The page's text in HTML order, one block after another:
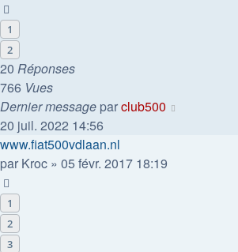
1
2
20 Réponses
766 Vues
Dernier message parclub500
20 juil. 2022 14:56
www.fiat500vdlaan.nl
par Kroc » 05 févr. 2017 18:19
1
2
3